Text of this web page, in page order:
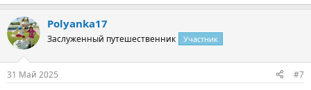
Polyanka17
Заслуженный путешественник Участник
31 Май 2025 #7